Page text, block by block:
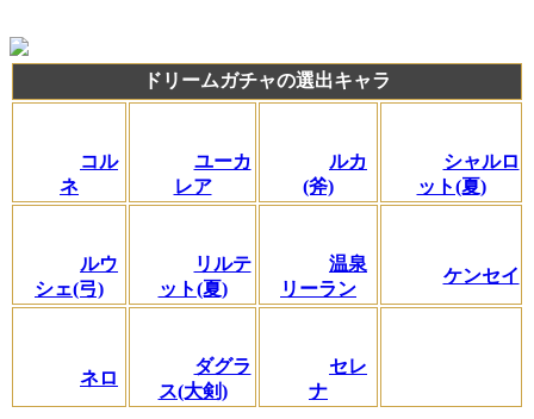
ドリームガチャの選出キャラ
コル
ネ
ユーカ
レア
ルカ
(斧)
シャルロ
ット(夏)
ルウ
シェ(弓)
リルテ
ット(夏)
温泉
リーラン
ケンセイ
ネロ
ダグラ
ス(大剣)
セレ
ナ